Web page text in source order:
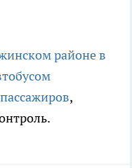
районе в
,